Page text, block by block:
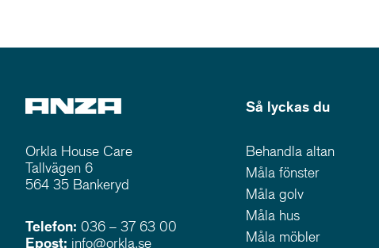
Orkla House Care
Tallvägen 6
564 35 Bankeryd
Telefon: 036 – 37 63 00
Epost: info@orkla.se
Så lyckas du
Behandla altan
Måla fönster
Måla golv
Måla hus
Måla möbler